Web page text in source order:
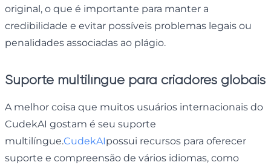
original, o que é importante para manter a
credibilidade e evitar possíveis problemas legais ou
penalidades associadas ao plágio.
Suporte multilíngue para criadores globais
A melhor coisa que muitos usuários internacionais do
CudekAI gostam é seu suporte
multilíngue.CudekAIpossui recursos para oferecer
suporte e compreensão de vários idiomas, como